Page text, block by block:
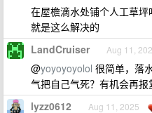
在屋檐滴水处铺个人工草
就是这么解决的
LandCruiser Aug 11,
@yoyoyoyolol 很简单，落
气把自己气死？有机会再报
lyzz0612 Aug 11, 2025